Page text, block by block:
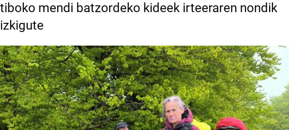
mendi batzordeko kideek irteeraren nondik